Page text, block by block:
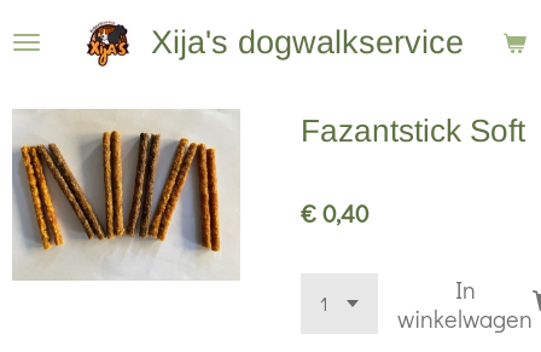
hoofdinhoud
Xija's dogwalkservice
Fazantstick Soft
€ 0,40
In
winkelwagen